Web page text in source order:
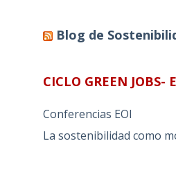
Blog de
CICLO GREEN JOBS-
Conferencias EOI
La sostenibilidad como